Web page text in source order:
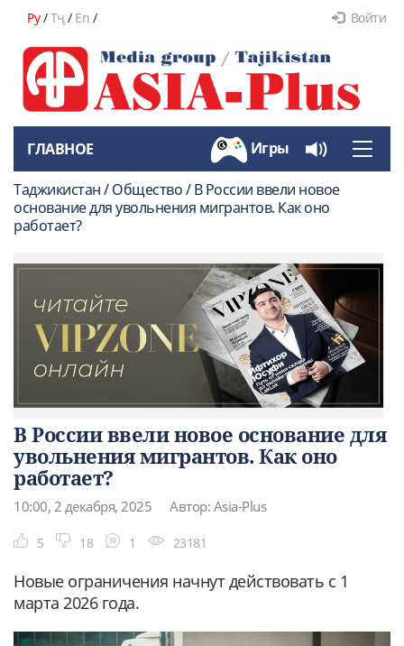
Ру/Тҷ/ En / Войти
Toggle
ГЛАВНОЕ Игры
Таджикистан / Общество / В России ввели новое
основание для увольнения мигрантов. Как оно
работает?
В России ввели новое основание для
увольнения мигрантов. Как оно
работает?
10:00, 2 декабря, 2025 Автор: Asia-Plus
5 18 1 23181
Новые ограничения начнут действовать с 1
марта 2026 года.